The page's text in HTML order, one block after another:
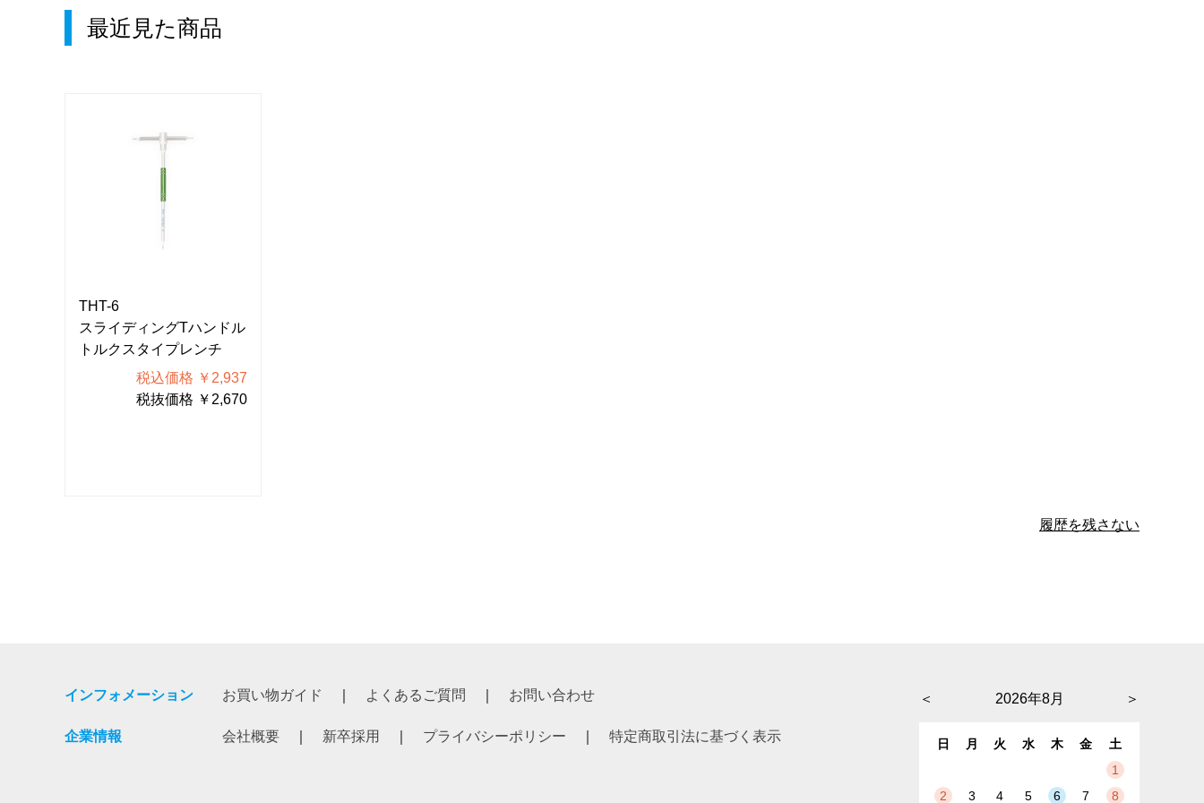
最近見た商品
THT-6
スライディングTハンドル
トルクスタイプレンチ
税込価格 ￥2,937
税抜価格 ￥2,670
履歴を残さない
インフォメーション お買い物ガイド よくあるご質問 お問い合わせ
企業情報 会社概要 新卒採用 プライバシーポリシー 特定商取引法に基づく表示
＜ ＞
2026年8月
日 月 火 水 木 金
土
1
2
3 4 5 6 7 8